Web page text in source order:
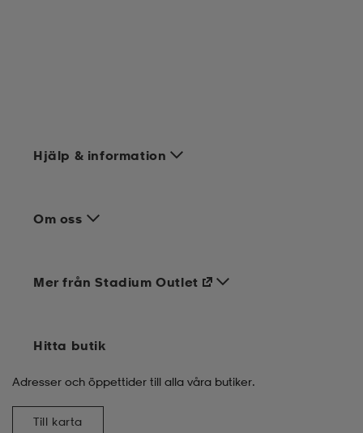
Hjälp & information
Om oss
Mer från Stadium Outlet
Hitta butik
Adresser och öppettider till alla våra butiker.
Till karta